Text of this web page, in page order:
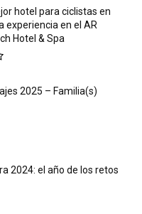
hotel para ciclistas en
experiencia en el AR
Hotel & Spa
2025 – Familia(s)
2024: el año de los retos